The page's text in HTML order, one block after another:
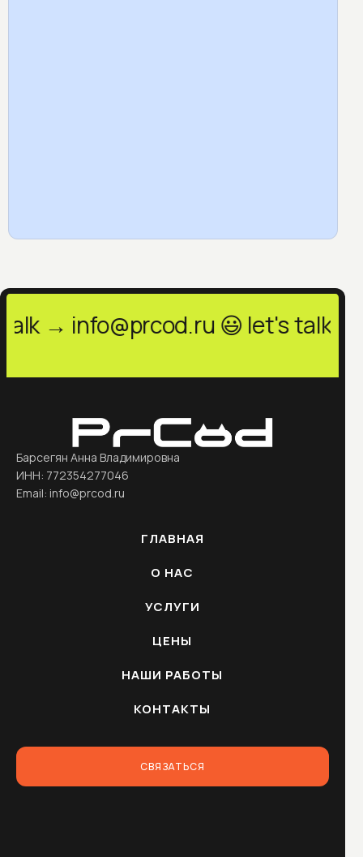
→ info@prcod.ru 😃 let's talk →
Барсегян Анна Владимировна
ИНН: 772354277046
Email: info@prcod.ru
ГЛАВНАЯ
О НАС
УСЛУГИ
ЦЕНЫ
НАШИ РАБОТЫ
КОНТАКТЫ
СВЯЗАТЬСЯ